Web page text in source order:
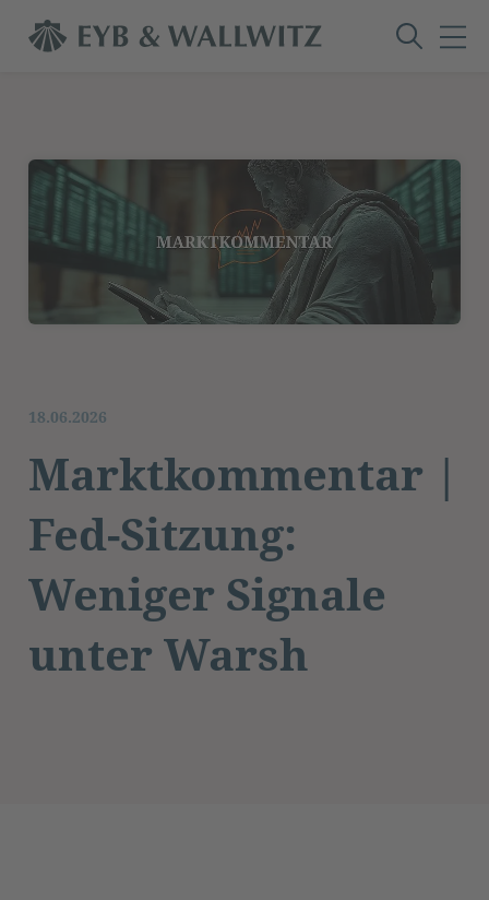
18.06.2026
Marktkommentar |
Fed-Sitzung:
Weniger Signale
unter Warsh